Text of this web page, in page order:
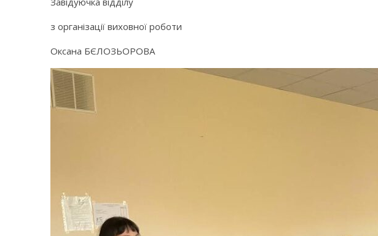
з організації виховної роботи
Оксана БЄЛОЗЬОРОВА